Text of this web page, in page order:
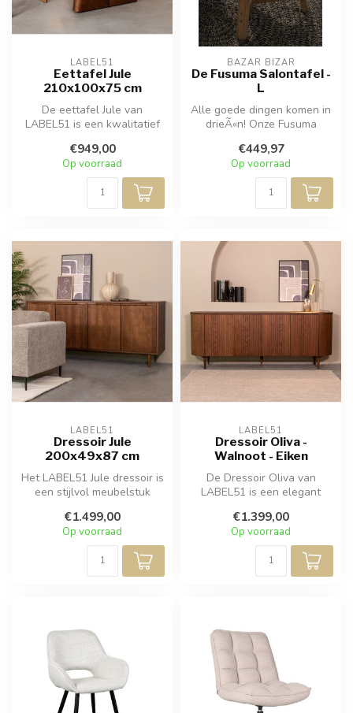
LABEL51
Eettafel Jule
210x100x75 cm
De eettafel Jule van
LABEL51 is een kwalitatief
walnootk...
€949,00
Op voorraad
BAZAR BIZAR
De Fusuma Salontafel -
L
Alle goede dingen komen in
drieÃ«n! Onze Fusuma
verkoch...
€449,97
Op voorraad
LABEL51
Dressoir Jule
200x49x87 cm
Het LABEL51 Jule dressoir is
een stijlvol meubelstuk
€1.499,00
Op voorraad
LABEL51
Dressoir Oliva -
Walnoot - Eiken
De Dressoir Oliva van
LABEL51 is een elegant
eikenfin...
€1.399,00
Op voorraad